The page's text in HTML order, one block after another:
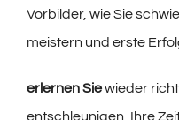
Vorbilder, wie Sie
meistern und erste
erlernen Siewieder
entschleunigen, Ihre